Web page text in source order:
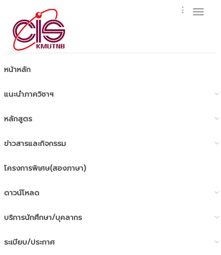
หน้าหลัก
แนะนำภาควิชาฯ
หลักสูตร
ข่าวสารและกิจกรรม
โครงการพิเศษ(สองภาษา)
ดาวน์โหลด
บริการนักศึกษา/บุคลากร
ระเบียบ/ประกาศ